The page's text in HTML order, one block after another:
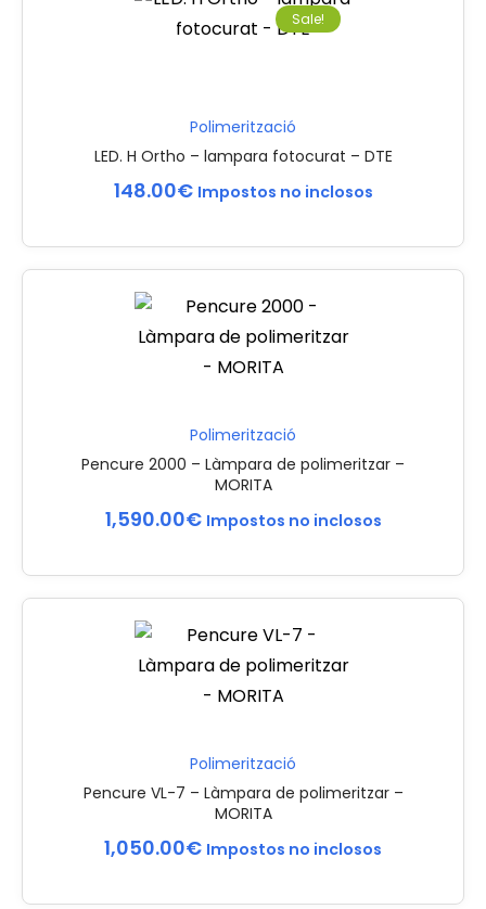
Sale!
Polimerització
LED. H Ortho – lampara fotocurat – DTE
148.00€ Impostos no inclosos
Polimerització
Pencure 2000 – Làmpara de polimeritzar –
MORITA
1,590.00€ Impostos no inclosos
Polimerització
Pencure VL-7 – Làmpara de polimeritzar –
MORITA
1,050.00€ Impostos no inclosos